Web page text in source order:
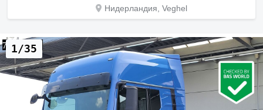
Нидерландия, Veghel
1/35